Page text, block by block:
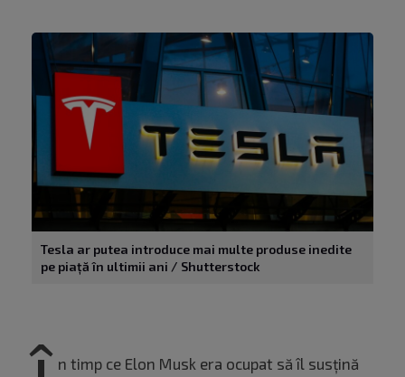
Tesla ar putea introduce mai multe produse inedite
pe piață în ultimii ani / Shutterstock
n timp ce Elon Musk era ocupat să îl susțină